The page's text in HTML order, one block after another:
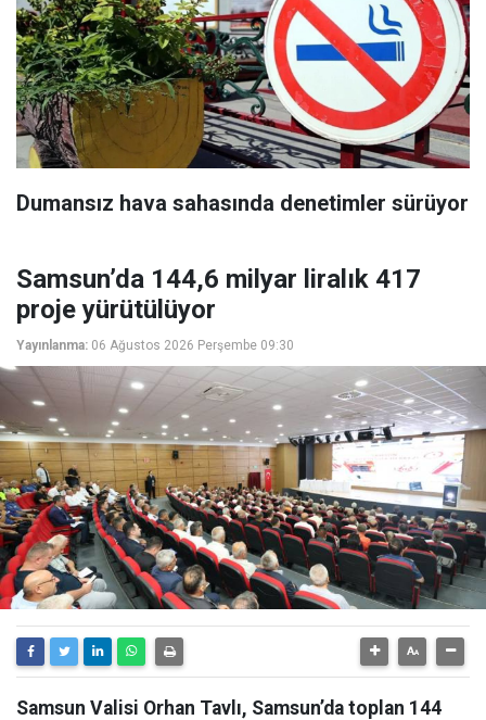
Dumansız hava sahasında denetimler sürüyor
Samsun’da 144,6 milyar liralık 417
proje yürütülüyor
Yayınlanma: 06 Ağustos 2026 Perşembe 09:30
Samsun Valisi Orhan Tavlı, Samsun’da toplan 144